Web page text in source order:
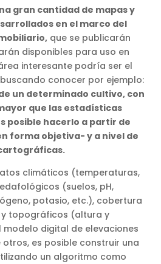
gran cantidad de mapas y
en el marco del
que se publicarán
disponibles para uso en
interesante podría ser el
conocer por ejemplo:
un determinado cultivo, con
que las estadísticas
posible hacerlo a partir de
forma objetiva- y a nivel de
climáticos (temperaturas,
(suelos, pH,
potasio, etc.), cobertura
topográficos (altura y
digital de elevaciones
es posible construir una
un algoritmo como